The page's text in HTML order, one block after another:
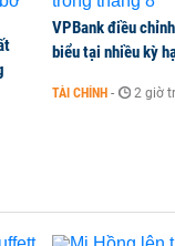
tăng mạnh bất chấp
hấp dẫn với doanh
VPBank điều
biểu tại nhiều kỳ
TÀI CHÍNH - 2 giờ